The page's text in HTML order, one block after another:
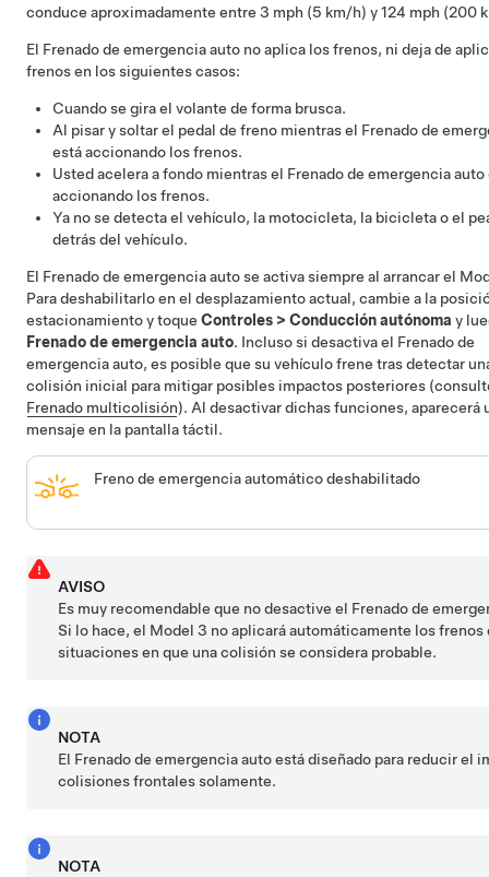
conduce aproximadamente entre 3 mph (5 km/h) y 124 mph (200
El Frenado de emergencia auto no aplica los frenos, ni deja de
frenos en los siguientes casos:
Cuando se gira el volante de forma brusca.
Al pisar y soltar el pedal de freno mientras el Frenado de
está accionando los frenos.
Usted acelera a fondo mientras el Frenado de emergencia auto
accionando los frenos.
Ya no se detecta el vehículo, la motocicleta, la bicicleta o el
detrás del vehículo.
El Frenado de emergencia auto se activa siempre al arrancar el
Para deshabilitarlo en el desplazamiento actual, cambie a la
estacionamiento y toque Controles > Conducción autónoma y
Frenado de emergencia auto. Incluso si desactiva el Frenado de
emergencia auto, es posible que su vehículo frene tras detectar
colisión inicial para mitigar posibles impactos posteriores
Frenado multicolisión). Al desactivar dichas funciones, aparecerá
mensaje en la pantalla táctil.
Freno de emergencia automático deshabilitado
AVISO
Es muy recomendable que no desactive el Frenado de
Si lo hace, el Model 3 no aplicará automáticamente los frenos
situaciones en que una colisión se considera probable.
NOTA
El Frenado de emergencia auto está diseñado para reducir el
colisiones frontales solamente.
NOTA